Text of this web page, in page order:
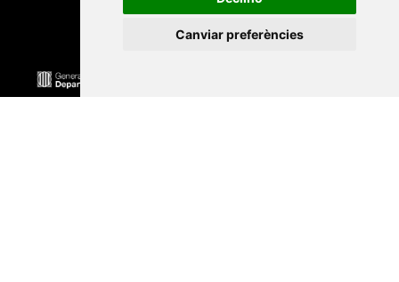
Canviar preferències